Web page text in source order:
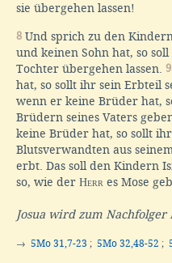
sie übergehen lassen!
8 Und sprich zu den
und keinen Sohn hat, so
Tochter übergehen lassen. 9
hat, so sollt ihr sein Erbteil
wenn er keine Brüder hat,
Brüdern seines Vaters
keine Brüder hat, so sollt
Blutsverwandten aus
erbt. Das soll den Kindern
so, wie der Herr es Mose
Josua wird zum Nachfolger
→ 5Mo 31,7-23 ; 5Mo 32,48-52 ;